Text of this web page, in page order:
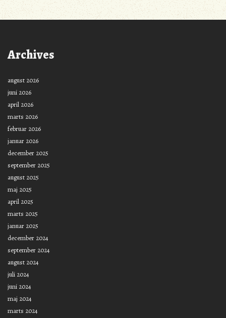
Archives
august 2026
juni 2026
april 2026
marts 2026
februar 2026
januar 2026
december 2025
september 2025
august 2025
maj 2025
april 2025
marts 2025
januar 2025
december 2024
september 2024
august 2024
juli 2024
juni 2024
maj 2024
marts 2024